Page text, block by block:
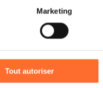
sur les réseaux
être affectées en
Marketing
Tout autoriser